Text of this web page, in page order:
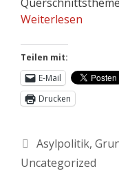
Weiterlesen
Teilen mit:
E-Mail
Drucken
Asylpolitik,
Uncategorized